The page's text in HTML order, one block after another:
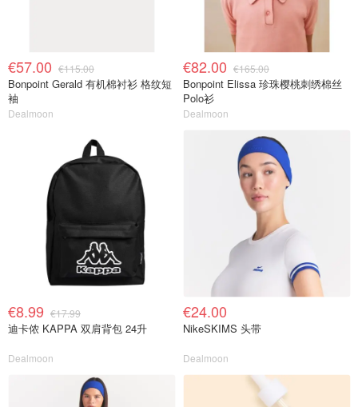
€57.00 €115.00
Bonpoint Gerald 有机棉衬衫 格纹短
袖
Dealmoon
€82.00 €165.00
Bonpoint Elissa 珍珠樱桃刺绣棉丝
Polo衫
Dealmoon
€8.99 €17.99
迪卡侬 KAPPA 双肩背包 24升
Dealmoon
€24.00
NikeSKIMS 头带
Dealmoon